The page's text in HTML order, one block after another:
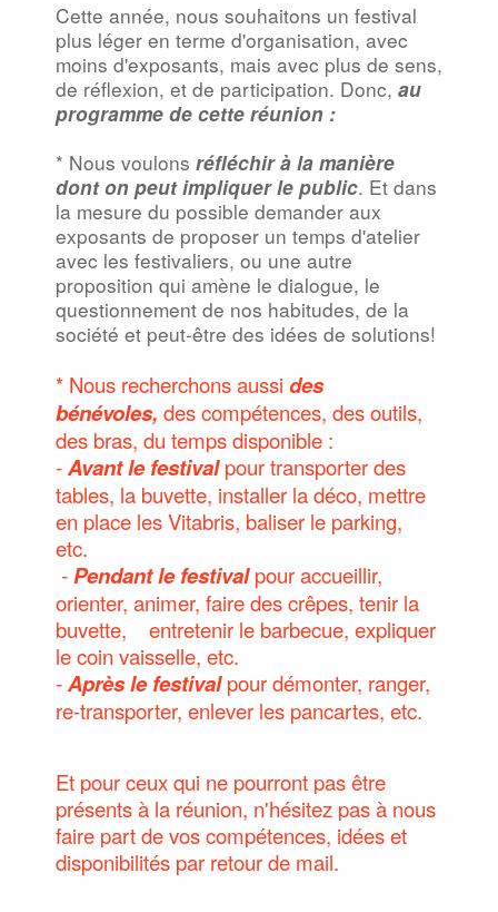
Cette année, nous souhaitons un festival
plus léger en terme d'organisation, avec
moins d'exposants, mais avec plus de sens,
de réflexion, et de participation. Donc, au
programme de cette réunion :
* Nous voulons réfléchir à la manière
dont on peut impliquer le public. Et dans
la mesure du possible demander aux
exposants de proposer un temps d'atelier
avec les festivaliers, ou une autre
proposition qui amène le dialogue, le
questionnement de nos habitudes, de la
société et peut-être des idées de solutions!
* Nous recherchons aussi des
bénévoles, des compétences, des outils,
des bras, du temps disponible :
-Avant le festivalpour transporter des
tables, la buvette, installer la déco, mettre
en place les Vitabris, baliser le parking,
etc.
-Pendant le festivalpour accueillir,
orienter, animer, faire des crêpes, tenir la
buvette, entretenir le barbecue, expliquer
le coin vaisselle, etc.
-Après le festivalpour démonter, ranger,
re-transporter, enlever les pancartes, etc.
Et pour ceux qui ne pourront pas être
présents à la réunion, n'hésitez pas à nous
faire part de vos compétences, idées et
disponibilités par retour de mail.